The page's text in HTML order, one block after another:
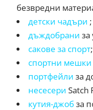
безвредни
детски чадъри ;
дъждобрани
сакове за спорт;
спортни мешки
портфейли за
несесери Satch
кутия-джобза